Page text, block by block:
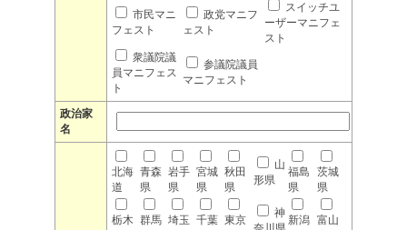
市民マニ
フェスト
政党マニフ
ェスト
スイッチユ
ーザーマニフェ
スト
衆議院議
員マニフェス
ト
参議院議員
マニフェスト
政治家
名
北海
道
青森
県
岩手
県
宮城
県
秋田
県
山
形県
福島
県
茨城
県
栃木 群馬 埼玉 千葉 東京
神
新潟 富山